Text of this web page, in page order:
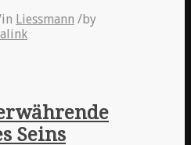
in Liessmann /by
Seins